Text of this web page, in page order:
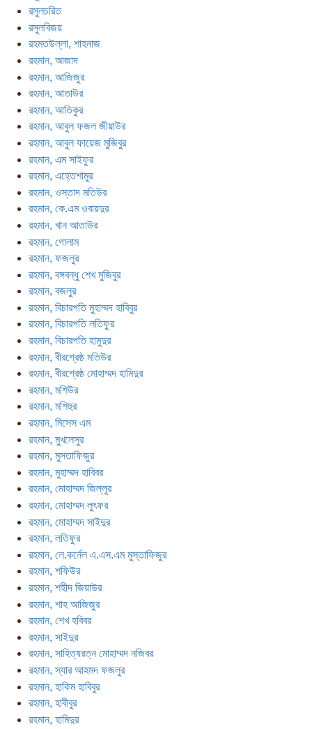
রসুলচরিত
রসুলবিজয়
রহমতউল্লা, শাহনাজ
রহমান, আজাদ
রহমান, আজিজুর
রহমান, আতাউর
রহমান, আতিকুর
রহমান, আবুল ফজল জীয়াউর
রহমান, আবুল ফায়েজ মুজিবুর
রহমান, এম সাইফুর
রহমান, এহ্তেশামুর
রহমান, ওস্তাদ মতিউর
রহমান, কে.এম ওবায়দুর
রহমান, খান আতাউর
রহমান, গোলাম
রহমান, ফজলুর
রহমান, বঙ্গবন্ধু শেখ মুজিবুর
রহমান, বজলুর
রহমান, বিচারপতি মুহাম্মদ হাবিবুর
রহমান, বিচারপতি লতিফুর
রহমান, বিচারপতি হামুদুর
রহমান, বীরশ্রেষ্ঠ মতিউর
রহমান, বীরশ্রেষ্ঠ মোহাম্মদ হামিদুর
রহমান, মশিউর
রহমান, মশিহুর
রহমান, মিসেস এম
রহমান, মুখলেসুর
রহমান, মুসতাফিজুর
রহমান, মুহাম্মদ হাবিবর
রহমান, মোহাম্মদ জিল্লুর
রহমান, মোহাম্মদ লুৎফর
রহমান, মোহাম্মদ সাইদুর
রহমান, লতিফুর
রহমান, লে.কর্নেল এ.এস.এম মুস্তাফিজুর
রহমান, শফিউর
রহমান, শহীদ জিয়াউর
রহমান, শাহ আজিজুর
রহমান, শেখ হবিবর
রহমান, সাইদুর
রহমান, সাহিত্যরত্ন মোহাম্মদ নজিবর
রহমান, স্যার আহমদ ফজলুর
রহমান, হাকিম হাবিবুর
রহমান, হাবীবুর
রহমান, হামিদুর